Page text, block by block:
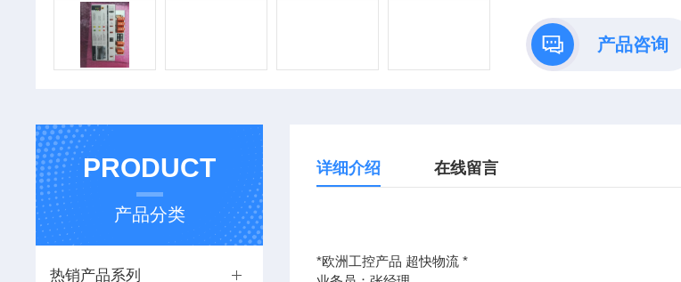
产品咨询
PRODUCT
产品分类
热销产品系列
详细介绍 在线留言
*欧洲工控产品 超快物流 *